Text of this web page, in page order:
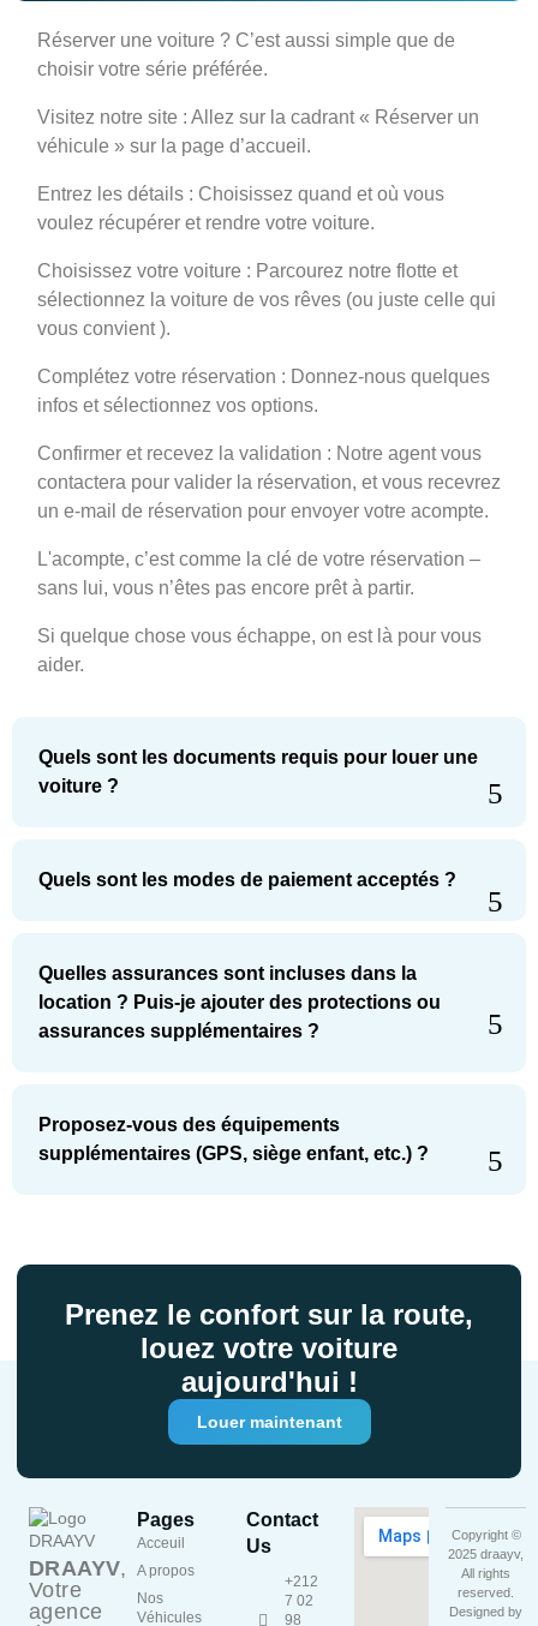
Réserver une voiture ? C’est aussi simple que de
choisir votre série préférée.
Visitez notre site : Allez sur la cadrant « Réserver un
véhicule » sur la page d’accueil.
Entrez les détails : Choisissez quand et où vous
voulez récupérer et rendre votre voiture.
Choisissez votre voiture : Parcourez notre flotte et
sélectionnez la voiture de vos rêves (ou juste celle qui
vous convient ).
Complétez votre réservation : Donnez-nous quelques
infos et sélectionnez vos options.
Confirmer et recevez la validation : Notre agent vous
contactera pour valider la réservation, et vous recevrez
un e-mail de réservation pour envoyer votre acompte.
L'acompte, c’est comme la clé de votre réservation –
sans lui, vous n’êtes pas encore prêt à partir.
Si quelque chose vous échappe, on est là pour vous
aider.
Quels sont les documents requis pour louer une
voiture ?
Quels sont les modes de paiement acceptés ?
Quelles assurances sont incluses dans la
location ? Puis-je ajouter des protections ou
assurances supplémentaires ?
Proposez-vous des équipements
supplémentaires (GPS, siège enfant, etc.) ?
Prenez le confort sur la route,
louez votre voiture
aujourd'hui !
Louer maintenant
DRAAYV,
Votre
agence
Pages
Acceuil
A propos
Nos
Véhicules
Contact
Us
+212
7 02
98
Copyright ©
2025 draayv,
All rights
reserved.
Designed by